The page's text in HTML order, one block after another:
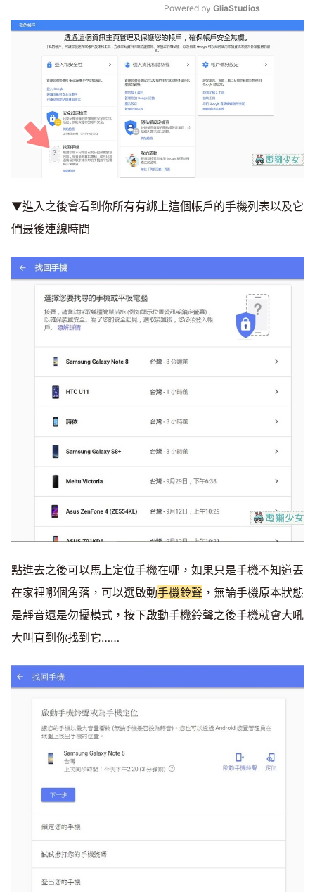
Mute
Powered by GliaStudios
▼進入之後會看到你所有有綁上這個帳戶的手機列表以及它
們最後連線時間
點進去之後可以馬上定位手機在哪，如果只是手機不知道丟
在家裡哪個角落，可以選啟動手機鈴聲 ，無論手機原本狀態
是靜音還是勿擾模式，按下啟動手機鈴聲之後手機就會大吼
大叫直到你找到它……